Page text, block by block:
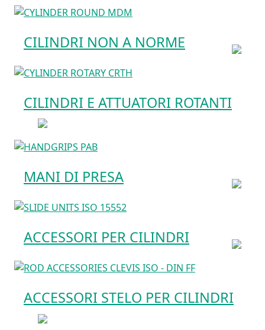
CILINDRI NON A NORME
CILINDRI E ATTUATORI ROTANTI
MANI DI PRESA
ACCESSORI PER CILINDRI
ACCESSORI STELO PER CILINDRI